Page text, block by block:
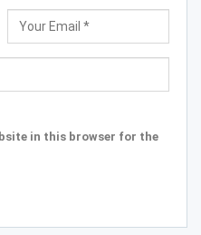
in this browser for the